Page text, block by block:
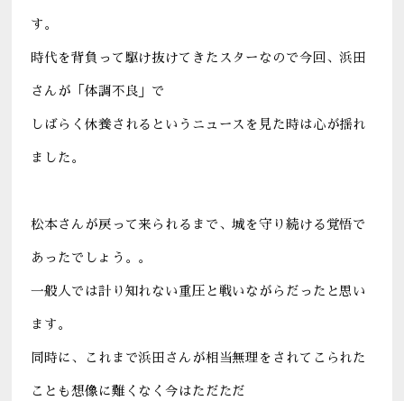
す。
時代を背負って駆け抜けてきたスターなので今回、浜田
さんが「体調不良」で
しばらく休養されるというニュースを見た時は心が揺れ
ました。
松本さんが戻って来られるまで、城を守り続ける覚悟で
あったでしょう。。
一般人では計り知れない重圧と戦いながらだったと思い
ます。
同時に、これまで浜田さんが相当無理をされてこられた
ことも想像に難くなく今はただただ